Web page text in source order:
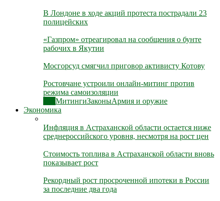
В Лондоне в ходе акций протеста пострадали 23
полицейских
«Газпром» отреагировал на сообщения о бунте
рабочих в Якутии
Мосгорсуд смягчил приговор активисту Котову
Ростовчане устроили онлайн-митинг против
режима самоизоляции
МитингиЗаконыАрмия и оружие
Экономика
Инфляция в Астраханской области остается ниже
среднероссийского уровня, несмотря на рост цен
Стоимость топлива в Астраханской области вновь
показывает рост
Рекордный рост просроченной ипотеки в России
за последние два года